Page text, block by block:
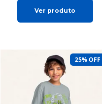
Ver produto
25% OFF